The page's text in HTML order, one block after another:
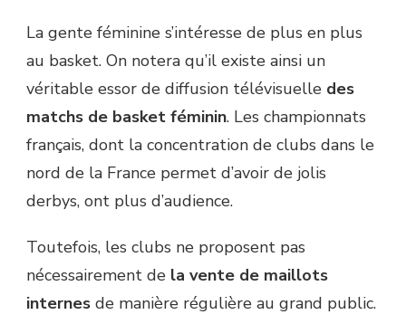
La gente féminine s’intéresse de plus en plus
au basket. On notera qu’il existe ainsi un
véritable essor de diffusion télévisuelle des
matchs de basket féminin. Les championnats
français, dont la concentration de clubs dans le
nord de la France permet d’avoir de jolis
derbys, ont plus d’audience.
Toutefois, les clubs ne proposent pas
nécessairement de la vente de maillots
internes de manière régulière au grand public.